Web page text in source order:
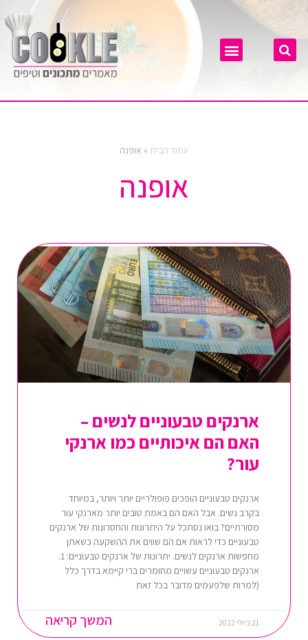
עמוד הבית » אופנה
אופנה
ארנקים טבעוניים לנשים –
האם הם איכותיים כמו ארנקי
עור?
ארנקים טבעוניים הופכים פופולריים יותר ויותר, במיוחד
בקרב נשים. אבל האם הם באמת טובים יותר מארנקי עור
מסורתיים? בואו נסתכל על היתרונות והחסרונות של ארנקים
טבעוניים כדי לראות אם הם שווים את ההשקעה כשאתן
מחפשות ארנקים לנשים. יתרונות של ארנקים טבעוניים: 1.
ארנקים טבעוניים עשויים מחומרים ברי קיימא בדרך כלל
(למרות שלפעמים מדובר בכל זאת
המשך קריאה 21 ביולי 2022